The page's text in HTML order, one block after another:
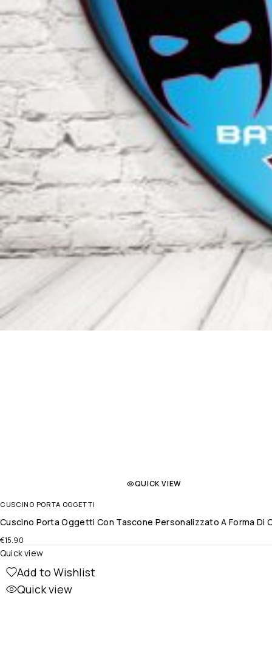
QUICK VIEW
CUSCINO PORTA OGGETTI
Cuscino Porta Oggetti Con Tascone Personalizzato A Forma Di
€15.90
Add to Wishlist
Quick view
Quick view